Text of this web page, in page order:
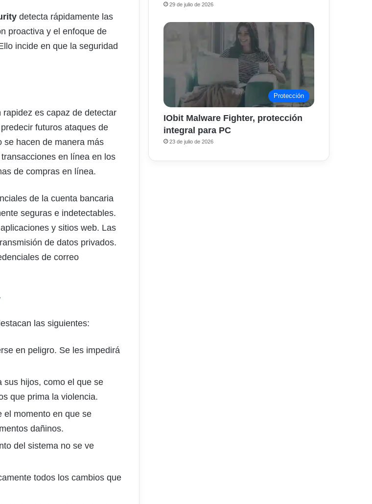
detecta rápidamente las
proactiva y el enfoque de
incide en que la seguridad
es capaz de detectar
futuros ataques de
se hacen de manera más
en línea en los
de compras en línea.
de la cuenta bancaria
seguras e indetectables.
y sitios web. Las
de datos privados.
de correo
las siguientes:
en peligro. Se les impedirá
sus hijos, como el que se
que prima la violencia.
el momento en que se
dañinos.
del sistema no se ve
todos los cambios que
29 de julio de 2026
Protección
IObit Malware Fighter, protección
integral para PC
23 de julio de 2026